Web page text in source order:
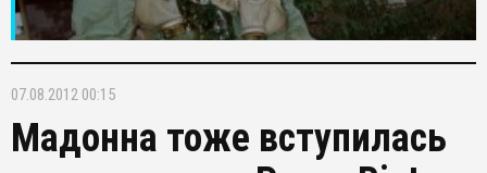
07.08.2012 00:15
Мадонна тоже вступилась